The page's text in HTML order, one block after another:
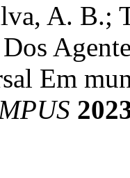
A. B.;
Em